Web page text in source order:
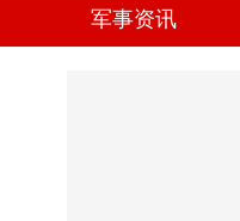
军事资讯